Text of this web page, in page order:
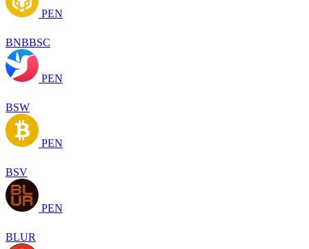
PEN
BNBBSC
PEN
BSW
PEN
BSV
PEN
BLUR